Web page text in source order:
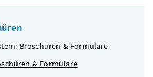
Broschüren & Formulare
& Formulare